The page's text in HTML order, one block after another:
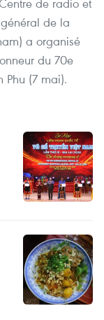
de la
a organisé
du 70e
Phu (7 mai).